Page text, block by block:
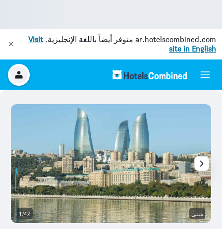
ar.hotelscombined.com متوفر أيضاً باللغة الإنجليزية.Visit
site in English
مبنى 1/42